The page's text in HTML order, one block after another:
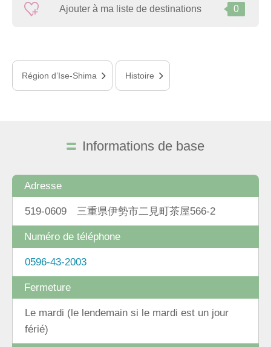
Ajouter à ma liste de destinations 0
Région d’Ise-Shima Histoire
Informations de base
Adresse
519-0609 三重県伊勢市二見町茶屋566-2
Numéro de téléphone
0596-43-2003
Fermeture
Le mardi (le lendemain si le mardi est un jour
férié)